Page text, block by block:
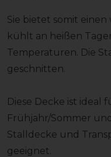
Sie bietet somit
kühlt an heißen
Temperaturen. Die
geschnitten.
Diese Decke ist ideal
Frühjahr/Sommer
Stalldecke und
geeignet.